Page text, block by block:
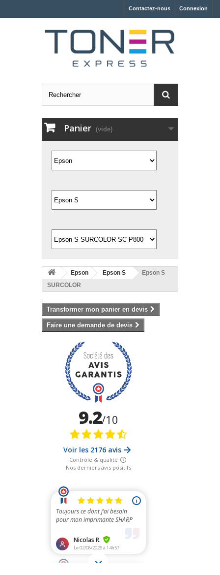
Connexion
Contactez-nous
Panier (vide)
Epson Epson S
Epson S
SURCOLOR
Transformer mon panier en devis
Faire une demande de devis